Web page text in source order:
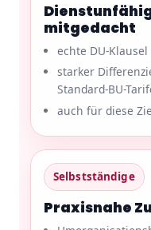
mitgedacht
echte DU-
starker
Standard-BU-
auch für diese
Selbstständige
Praxisnahe